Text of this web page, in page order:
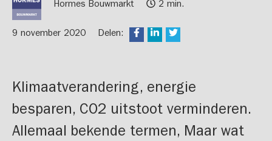
Hormes Bouwmarkt 2 min.
9 november 2020 Delen:
Klimaatverandering, energie
besparen, CO2 uitstoot verminderen.
Allemaal bekende termen, Maar wat